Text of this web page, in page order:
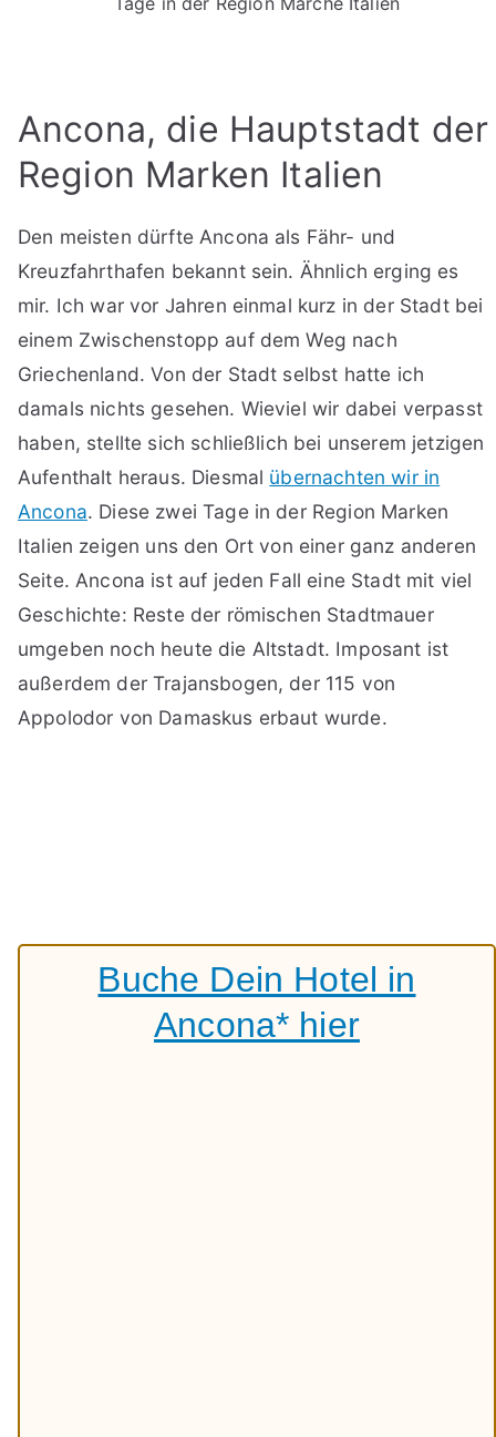
Ancona, die Hauptstadt der
Region Marken Italien
Den meisten dürfte Ancona als Fähr- und
Kreuzfahrthafen bekannt sein. Ähnlich erging es
mir. Ich war vor Jahren einmal kurz in der Stadt bei
einem Zwischenstopp auf dem Weg nach
Griechenland. Von der Stadt selbst hatte ich
damals nichts gesehen. Wieviel wir dabei verpasst
haben, stellte sich schließlich bei unserem jetzigen
Aufenthalt heraus. Diesmal übernachten wir in
Ancona. Diese zwei Tage in der Region Marken
Italien zeigen uns den Ort von einer ganz anderen
Seite. Ancona ist auf jeden Fall eine Stadt mit viel
Geschichte: Reste der römischen Stadtmauer
umgeben noch heute die Altstadt. Imposant ist
außerdem der Trajansbogen, der 115 von
Appolodor von Damaskus erbaut wurde.
Buche Dein Hotel in
Ancona* hier